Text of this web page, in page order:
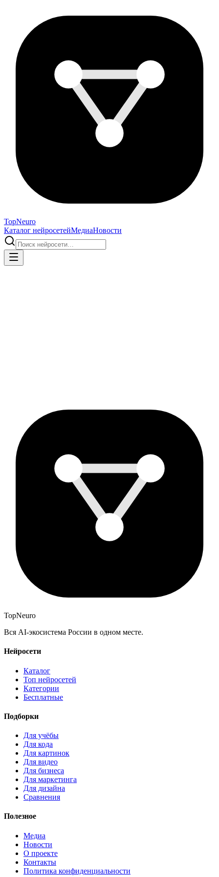
TopNeuro
Каталог нейросетейМедиаНовости
TopNeuro
Вся AI-экосистема России в одном месте.
Нейросети
Каталог
Топ нейросетей
Категории
Бесплатные
Подборки
Для учёбы
Для кода
Для картинок
Для видео
Для бизнеса
Для маркетинга
Для дизайна
Сравнения
Полезное
Медиа
Новости
О проекте
Контакты
Политика конфиденциальности